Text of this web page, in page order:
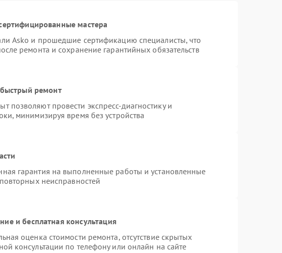
мастера
Asko и прошедшие сертификацию специалисты, что
ремонта и сохранение гарантийных обязательств
быстрый ремонт
позволяют провести экспресс-диагностику и
минимизируя время без устройства
гарантия на выполненные работы и установленные
неисправностей
и бесплатная консультация
оценка стоимости ремонта, отсутствие скрытых
консультации по телефону или онлайн на сайте